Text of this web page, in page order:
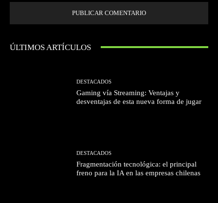
ÚLTIMOS ARTÍCULOS
DESTACADOS
Gaming vía Streaming: Ventajas y
desventajas de esta nueva forma de jugar
DESTACADOS
Fragmentación tecnológica: el principal
freno para la IA en las empresas chilenas